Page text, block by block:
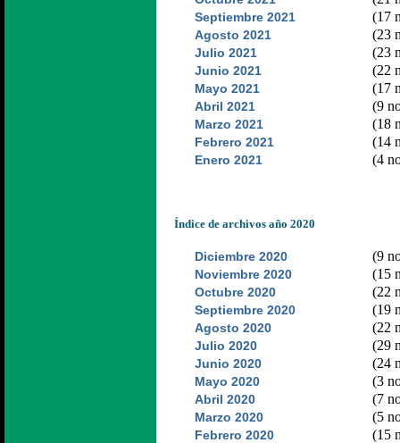
Septiembre 2021 (17
Agosto 2021 (23
Julio 2021 (23
Junio 2021 (22
Mayo 2021 (17
Abril 2021 (9
Marzo 2021 (18
Febrero 2021 (14
Enero 2021 (4
Índice de archivos año 2020
Diciembre 2020 (9
Noviembre 2020 (15
Octubre 2020 (22
Septiembre 2020 (19
Agosto 2020 (22
Julio 2020 (29
Junio 2020 (24
Mayo 2020 (3
Abril 2020 (7
Marzo 2020 (5
Febrero 2020 (15